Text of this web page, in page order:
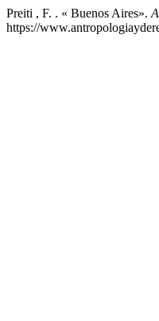
Preiti , F. . « Buenos Aires».
https://